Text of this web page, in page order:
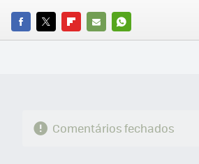
FACEBOOK
TWITTERFLIPBOARD
E-
WHATSAPP
Comentários fechados